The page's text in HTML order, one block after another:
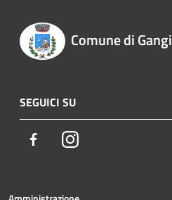
Comune di Gangi
SEGUICI SU
FacebookInstagram